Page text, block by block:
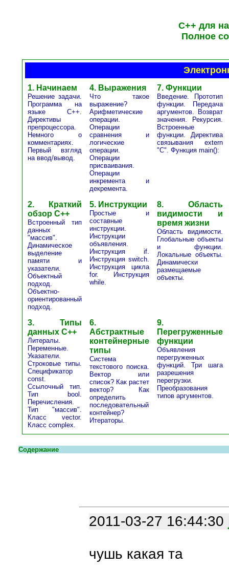
C++ для
Полное
1. Начинаем
Решение задачи.
Программа на
языке C++.
Директивы
препроцессора.
Немного о
комментариях.
Первый взгляд
на ввод/вывод.
4. Выражения
Что такое
выражение?
Арифметические
операции.
Операции
сравнения и
логические
операции.
Операции
присваивания.
Операции
инкремента и
декремента.
7. Функции
Введение. Прототип
функции. Передача
аргументов. Возврат
значения. Рекурсия.
Встроенные
функции. Директива
связывания extern
"C". Функция main():
2. Краткий
обзор С++
Встроенный тип
данных
"массив".
Динамическое
выделение
памяти и
указатели.
Объектный
подход.
Объектно-
ориентированный
подход.
5. Инструкции
Простые и
составные
инструкции.
Инструкции
объявления.
Инструкция if.
Инструкция switch.
Инструкция цикла
for. Инструкция
while.
8. Область
видимости и
время жизни
Область видимости.
Глобальные объекты
и функции.
Локальные объекты.
Динамически
размещаемые
объекты.
3. Типы
данных С++
Литералы.
Переменные.
Указатели.
Строковые типы.
Спецификатор
const.
Ссылочный тип.
Тип bool.
Перечисления.
Тип "массив".
Класс vector.
Класс complex.
6.
Абстрактные
контейнерные
типы
Система
текстового поиска.
Вектор или
список? Как растет
вектор? Как
определить
последовательный
контейнер?
Итераторы.
9.
Перегруженные
функции
Объявления
перегруженных
функций. Три шага
разрешения
перегрузки.
Преобразования
типов аргументов.
Содержание
2011-03-27 16:44:30
чушь какая та